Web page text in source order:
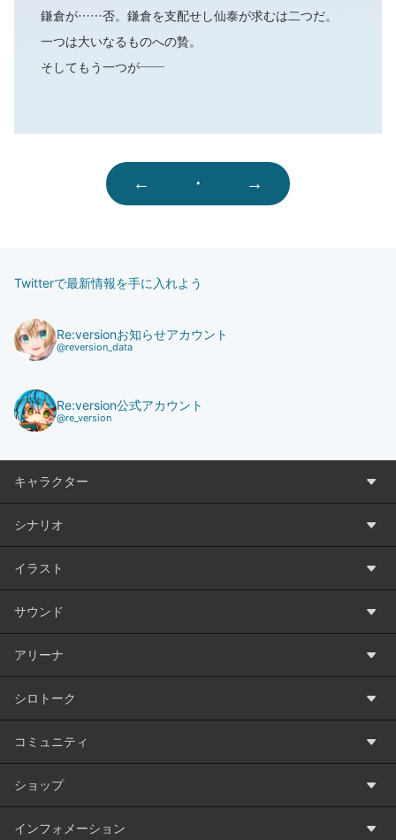
鎌倉が……否。鎌倉を支配せし仙泰が求むは二つだ。
一つは大いなるものへの贄。
そしてもう一つが――
← ・ →
Twitterで最新情報を手に入れよう
Re:versionお知らせアカウント
@reversion_data
Re:version公式アカウント
@re_version
キャラクター
シナリオ
イラスト
サウンド
アリーナ
シロトーク
コミュニティ
ショップ
インフォメーション